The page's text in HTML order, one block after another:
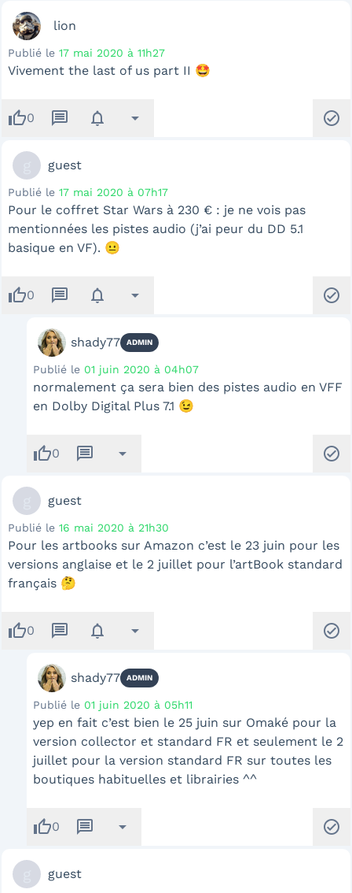
lion
Publié le 17 mai 2020 à 11h27
Vivement the last of us part II 🤩
thumb_up0 message notifications arrow_drop_down check_circle
guest
Publié le 17 mai 2020 à 07h17
Pour le coffret Star Wars à 230 € : je ne vois pas
mentionnées les pistes audio (j’ai peur du DD 5.1
basique en VF). 😐
thumb_up0 message notifications arrow_drop_down check_circle
shady77 ADMIN
Publié le 01 juin 2020 à 04h07
normalement ça sera bien des pistes audio en VFF
en Dolby Digital Plus 7.1 😉
thumb_up0 message arrow_drop_down check_circle
guest
Publié le 16 mai 2020 à 21h30
Pour les artbooks sur Amazon c’est le 23 juin pour les
versions anglaise et le 2 juillet pour l’artBook standard
français 🤔
thumb_up0 message notifications arrow_drop_down check_circle
shady77 ADMIN
Publié le 01 juin 2020 à 05h11
yep en fait c’est bien le 25 juin sur Omaké pour la
version collector et standard FR et seulement le 2
juillet pour la version standard FR sur toutes les
boutiques habituelles et librairies ^^
thumb_up0 message arrow_drop_down check_circle
guest